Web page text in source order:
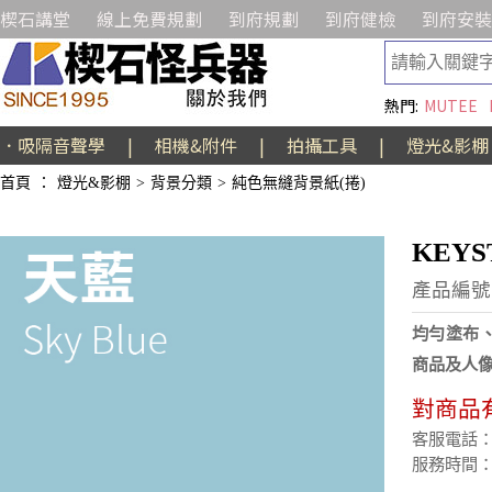
楔石講堂 線上免費規劃 到府規劃 到府健檢 到府安裝
熱門: MUTEE
．吸隔音聲學 | 相機&附件 | 拍攝工具 | 燈光&影棚
首頁 ： 燈光&影棚 > 背景分類 > 純色無縫背景紙(捲)
產品編
均勻塗布
商品及人
對商品
客服電話
服務時間